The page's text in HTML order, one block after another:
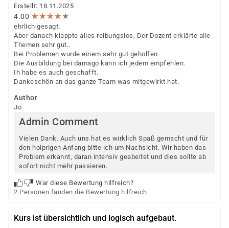
wächst und sich weiterentwickelt. Wenn Sie Ihre
beruflichen Ziele im Bereich der Pflege und Betreuung
verfolgen, sind Sie bei uns genau richtig.
Erstellt: 18.11.2025
4.00 ★★★★★
★★★★★
ehrlich gesagt.
Aber danach klappte alles reibungslos, Der Dozent erklärte alle
Themen sehr gut..
Bei Problemen wurde einem sehr gut geholfen.
Die Ausbildung bei damago kann ich jedem empfehlen.
Ih habe es auch geschafft.
Dankeschön an das ganze Team was mitgewirkt hat.
Author
Jo
Admin Comment
Vielen Dank. Auch uns hat es wirklich Spaß gemacht und für
den holprigen Anfang bitte ich um Nachsicht. Wir haben das
Problem erkannt, daran intensiv geabeitet und dies sollte ab
sofort nicht mehr passieren.
War diese Bewertung hilfreich?
2 Personen fanden die Bewertung hilfreich
Kurs ist übersichtlich und logisch aufgebaut.